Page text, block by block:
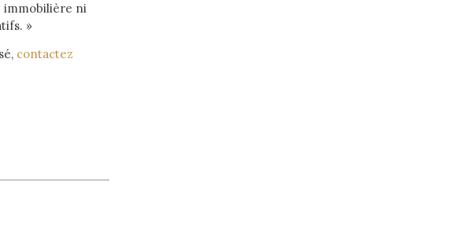
immobilière ni
»
contactez